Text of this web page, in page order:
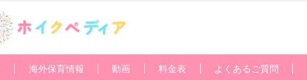
海外保育情報 動画 料金表 よくあるご質問